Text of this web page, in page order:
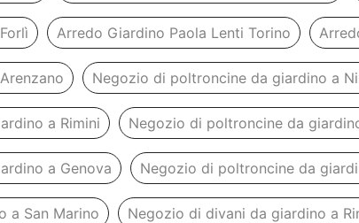
Arredo Giardino Paola Lenti Torino
Negozio di poltroncine da giardino a
a Rimini Negozio di poltroncine da
a Genova Negozio di poltroncine da
a San Marino Negozio di divani da giardino a